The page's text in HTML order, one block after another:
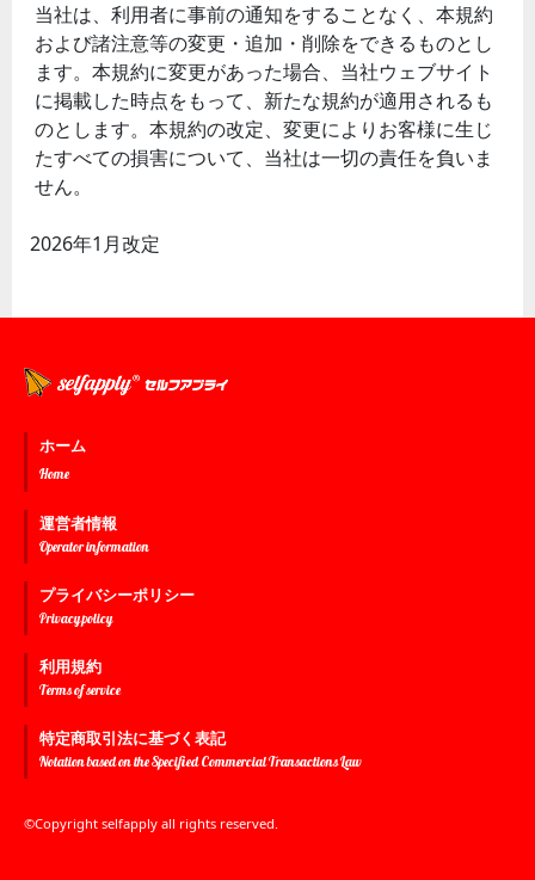
当社は、利用者に事前の通知をすることなく、本規約
および諸注意等の変更・追加・削除をできるものとし
ます。本規約に変更があった場合、当社ウェブサイト
に掲載した時点をもって、新たな規約が適用されるも
のとします。本規約の改定、変更によりお客様に生じ
たすべての損害について、当社は一切の責任を負いま
せん。
2026年1月改定
ホーム
Home
運営者情報
Operator information
プライバシーポリシー
Privacy policy
利用規約
Terms of service
特定商取引法に基づく表記
Notation based on the Specified Commercial Transactions Law
©Copyright selfapply all rights reserved.